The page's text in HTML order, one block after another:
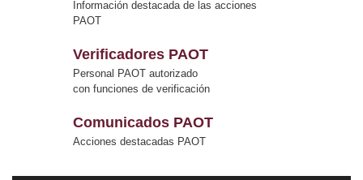
Información destacada de las acciones
PAOT
Verificadores PAOT
Personal PAOT autorizado
con funciones de verificación
Comunicados PAOT
Acciones destacadas PAOT